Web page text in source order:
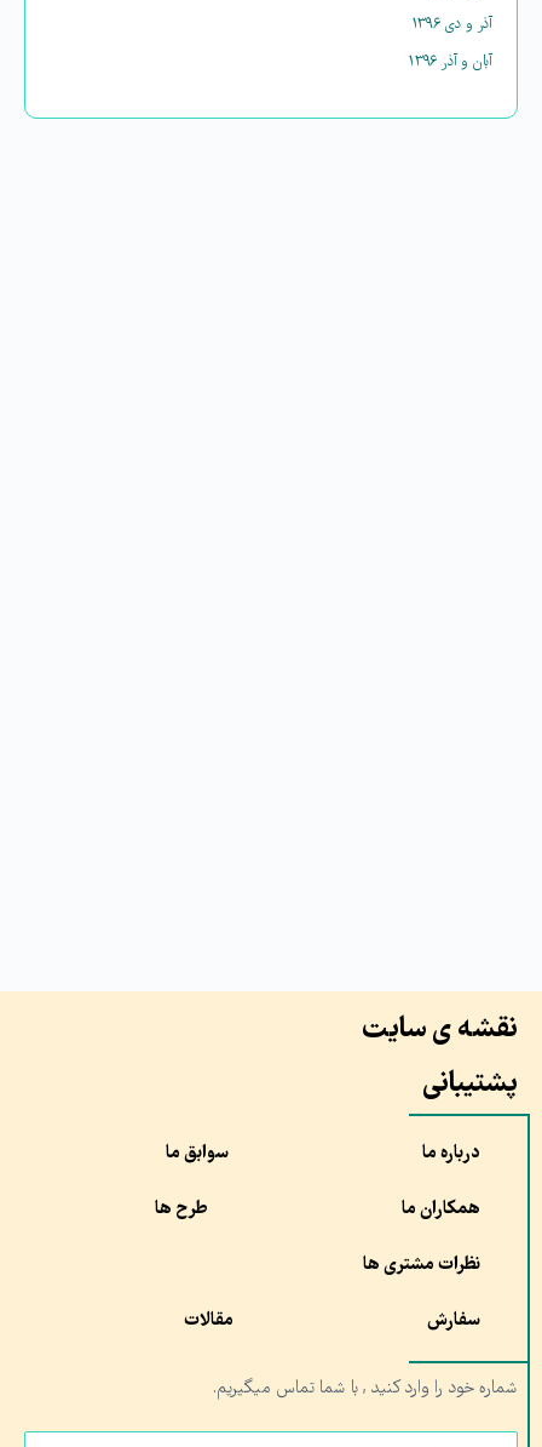
آذر و دی ۱۳۹۶
آبان و آذر ۱۳۹۶
نقشه ی سایت
پشتیبانی
درباره ما سوابق ما
همکاران ما طرح ها
نظرات مشتری ها
سفارش مقالات
شماره خود را وارد کنید , با شما تماس میگیریم.